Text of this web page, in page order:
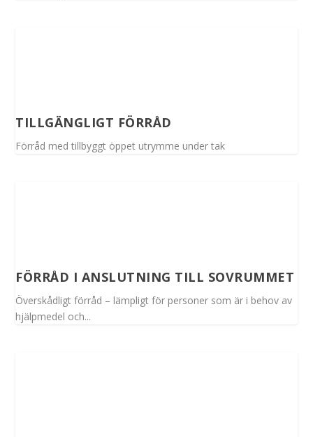
TILLGÄNGLIGT FÖRRÅD
Förråd med tillbyggt öppet utrymme under tak
FÖRRÅD I ANSLUTNING TILL SOVRUMMET
Överskådligt förråd – lämpligt för personer som är i behov av
hjälpmedel och...